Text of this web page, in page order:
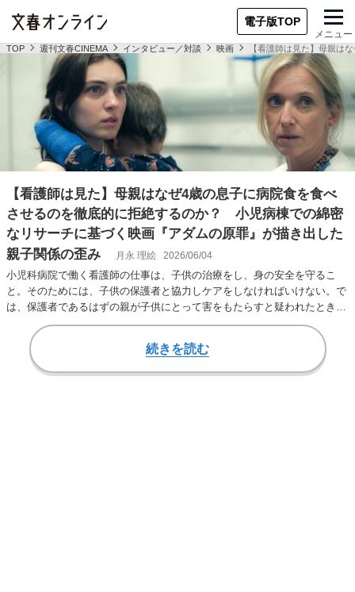
電子版TOP
メニュー
TOP 週刊文春CINEMA インタビュー／対談 映画 【看護師は見た】母親は
【看護師は見た】母親はなぜ4歳の息子に病院食を食べ
させるのを徹底的に拒絶するのか？ 小児病棟での綿密
なリサーチに基づく映画『アダムの原罪』が描き出した
親子関係の歪み
月永 理絵 2026/06/04
小児科病院で働く看護師の仕事は、子供の治療をし、身の安全を守るこ
と。そのためには、子供の保護者と協力しケアをしなければいけない。で
は、保護者であるはずの親が子供にとって害をもたらすと疑われたとき、
看護師は何をするべ…
続きを読む